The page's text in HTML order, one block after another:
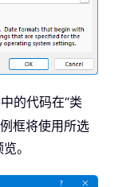
的代码在“类
框将使用所选
。